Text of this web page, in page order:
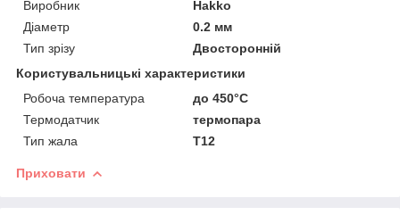
Виробник
Hakko
Діаметр
0.2 мм
Тип зрізу
Двосторонній
Користувальницькі характеристики
Робоча температура
до 450°C
Термодатчик
термопара
Тип жала
T12
Приховати